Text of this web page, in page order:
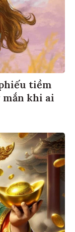
tiềm
mắn khi ai